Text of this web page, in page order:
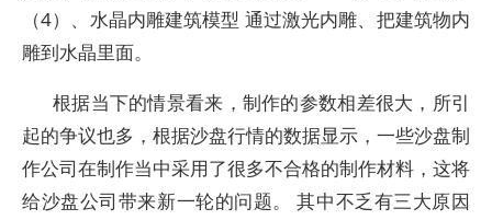
（4）、水晶内雕建筑模型 通过激光内雕、把建筑物内
雕到水晶里面。
根据当下的情景看来，制作的参数相差很大，所引
起的争议也多，根据沙盘行情的数据显示，一些沙盘制
作公司在制作当中采用了很多不合格的制作材料，这将
给沙盘公司带来新一轮的问题。 其中不乏有三大原因